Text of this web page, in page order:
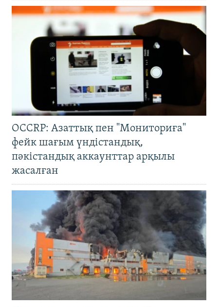
OCCRP: Азаттық пен "Мониториға"
фейк шағым үндістандық,
пәкістандық аккаунттар арқылы
жасалған